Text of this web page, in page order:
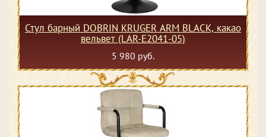
Стул барный DOBRIN KRUGER ARM BLACK, какао
вельвет (LAR-E2041-05)
5 980 руб.